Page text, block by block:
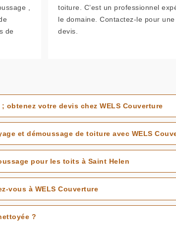
,
de
toiture. C’est un professionnel
le domaine. Contactez-le pour
devis.
obtenez votre devis chez WELS Couverture
et démoussage de toiture avec WELS
pour les toits à Saint Helen
vous à WELS Couverture
?